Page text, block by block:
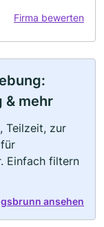
Firma bewerten
& mehr
Teilzeit, zur
Einfach filtern
ansehen